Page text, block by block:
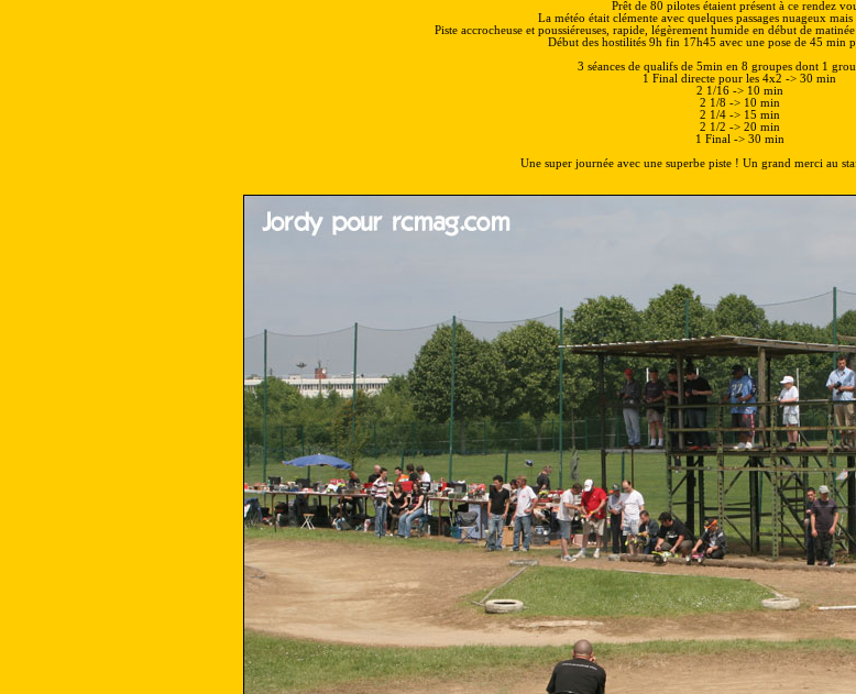
Prêt de 80 pilotes étaient présent à ce rendez
La météo était clémente avec quelques passages nuageux
Piste accrocheuse et poussiéreuses, rapide, légèrement humide en début de
Début des hostilités 9h fin 17h45 avec une pose de 45 min
3 séances de qualifs de 5min en 8 groupes dont 1
1 Final directe pour les 4x2 -> 30 min
2 1/16 -> 10 min
2 1/8 -> 10 min
2 1/4 -> 15 min
2 1/2 -> 20 min
1 Final -> 30 min
Une super journée avec une superbe piste ! Un grand merci au